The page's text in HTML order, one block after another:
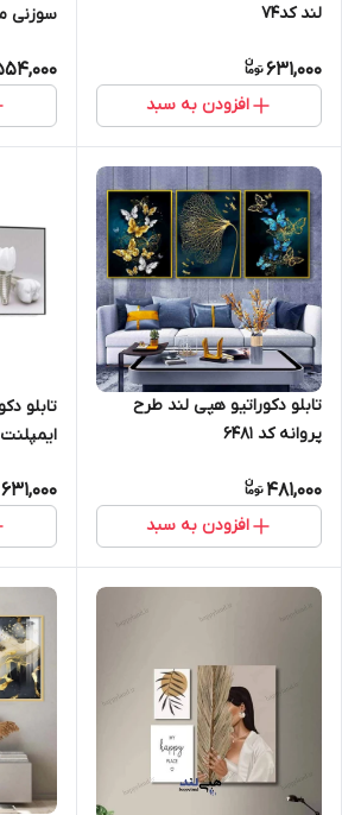
لند کد74
631,000
افزودن به سبد
سوزنی
تابلو دکوراتیو هپی لند طرح
پروانه کد 6481
481,000
افزودن به سبد
تابلو
ایمپلنت
631,000